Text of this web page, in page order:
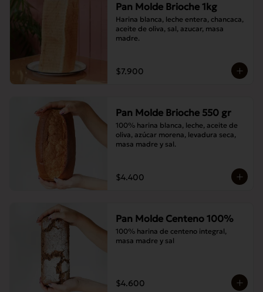
Pan Molde Brioche 1kg
Harina blanca, leche entera, chancaca,
aceite de oliva, sal, azucar, masa
madre.
$7.900
Pan Molde Brioche 550 gr
100% harina blanca, leche, aceite de
oliva, azúcar morena, levadura seca,
masa madre y sal.
$4.400
Pan Molde Centeno 100%
100% harina de centeno integral,
masa madre y sal
$4.600